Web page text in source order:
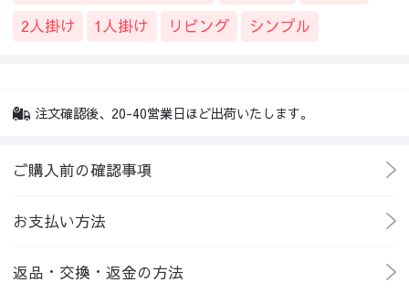
2人掛け
1人掛け リビング シンプル
注文確認後、20-40営業日ほど出荷いたします。
ご購入前の確認事項
お支払い方法
返品・交換・返金の方法